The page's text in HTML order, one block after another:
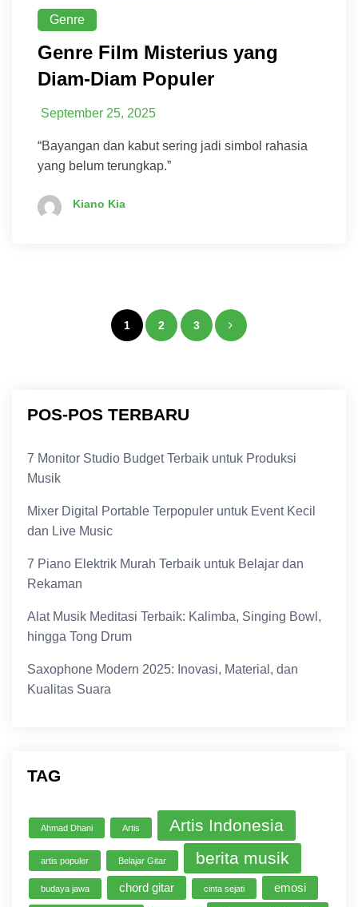
Genre
Genre Film Misterius yang
Diam-Diam Populer
September 25, 2025
“Bayangan dan kabut sering jadi simbol rahasia
yang belum terungkap.”
Kiano Kia
Paginasi
1 2 3
POS-POS TERBARU
7 Monitor Studio Budget Terbaik untuk Produksi
Musik
Mixer Digital Portable Terpopuler untuk Event Kecil
dan Live Music
7 Piano Elektrik Murah Terbaik untuk Belajar dan
Rekaman
Alat Musik Meditasi Terbaik: Kalimba, Singing Bowl,
hingga Tong Drum
Saxophone Modern 2025: Inovasi, Material, dan
Kualitas Suara
TAG
Ahmad Dhani Artis Artis Indonesia
artis populer Belajar Gitar berita musik
budaya jawa chord gitar cinta sejati emosi